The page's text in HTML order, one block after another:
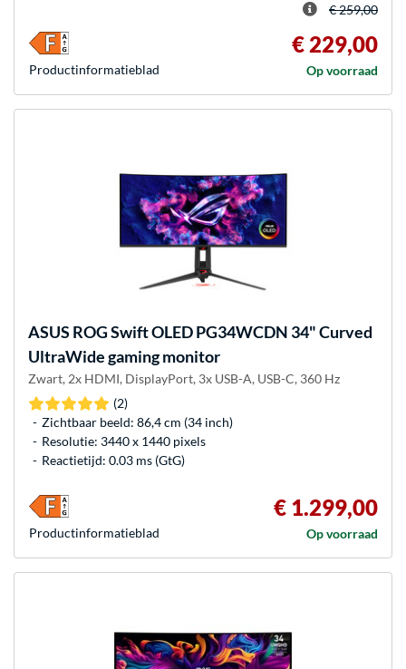
€ 259,00
€ 229,00
Op voorraad
Product­informatieblad
ASUS ROG Swift OLED PG34WCDN 34" Curved
UltraWide gaming monitor
Zwart, 2x HDMI, DisplayPort, 3x USB-A, USB-C, 360 Hz
(2)
Zichtbaar beeld: 86,4 cm (34 inch)
Resolutie: 3440 x 1440 pixels
Reactietijd: 0.03 ms (GtG)
€ 1.299,00
Op voorraad
Product­informatieblad